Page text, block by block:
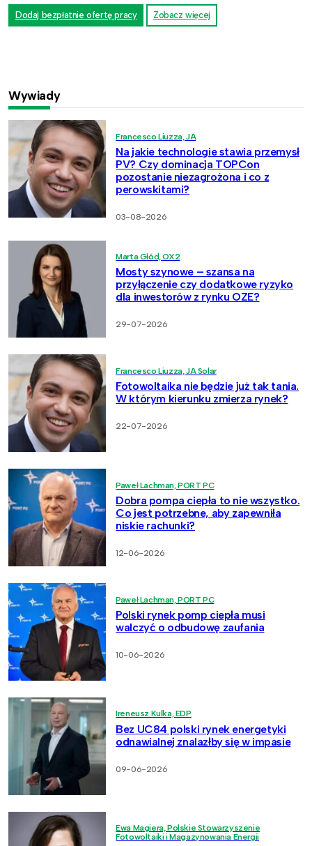
Dodaj bezpłatnie ofertę pracy Zobacz więcej
Wywiady
Francesco Liuzza, JA
Na jakie technologie stawia przemysł
PV? Czy dominacja TOPCon
pozostanie niezagrożona i co z
perowskitami?
03-08-2026
Marta Głód, OX2
Mosty szynowe – szansa na
przyłączenie czy dodatkowe ryzyko
dla inwestorów z rynku OZE?
29-07-2026
Francesco Liuzza, JA Solar
Fotowoltaika nie będzie już tak tania.
W którym kierunku zmierza rynek?
22-07-2026
Paweł Lachman, PORT PC
Dobra pompa ciepła to nie wszystko.
Co jest potrzebne, aby zapewniła
niskie rachunki?
12-06-2026
Paweł Lachman, PORT PC
Polski rynek pomp ciepła musi
walczyć o odbudowę zaufania
10-06-2026
Ireneusz Kulka, EDP
Bez UC84 polski rynek energetyki
odnawialnej znalazłby się w impasie
09-06-2026
Ewa Magiera, Polskie Stowarzyszenie
Fotowoltaiki i Magazynowania Energii